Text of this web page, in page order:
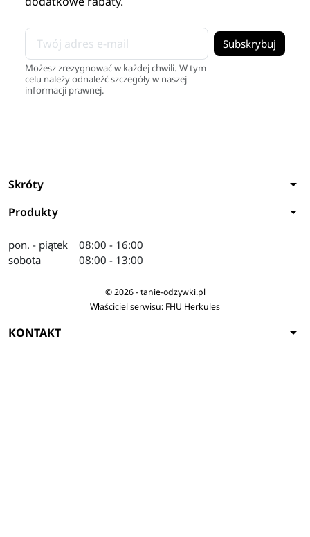
Możesz zrezygnować w każdej chwili. W tym
celu należy odnaleźć szczegóły w naszej
informacji prawnej.
Skróty arrow_drop_down
Produkty arrow_drop_down
pon. - piątek
sobota
08:00 - 16:00
08:00 - 13:00
© 2026 - tanie-odzywki.pl
Właściciel serwisu: FHU Herkules
KONTAKT arrow_drop_down